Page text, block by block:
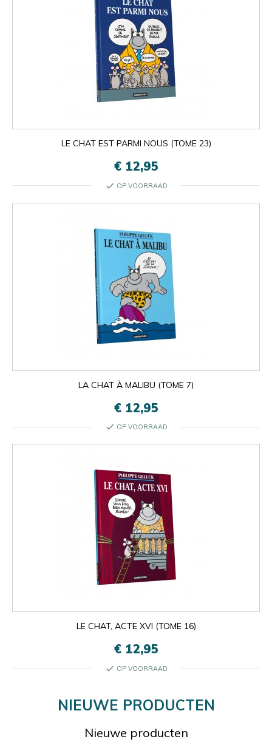
LE CHAT EST PARMI NOUS (TOME 23)
€ 12,95
check OP VOORRAAD
LA CHAT À MALIBU (TOME 7)
€ 12,95
check OP VOORRAAD
LE CHAT, ACTE XVI (TOME 16)
€ 12,95
check OP VOORRAAD
NIEUWE PRODUCTEN
Nieuwe producten